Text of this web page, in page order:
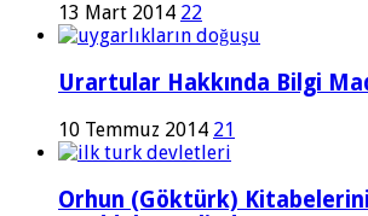
13 Mart 2014 22
Urartular Hakkında Bilgi
10 Temmuz 2014 21
Orhun (Göktürk)